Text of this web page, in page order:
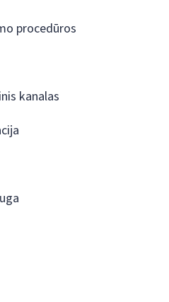
procedūros
kanalas